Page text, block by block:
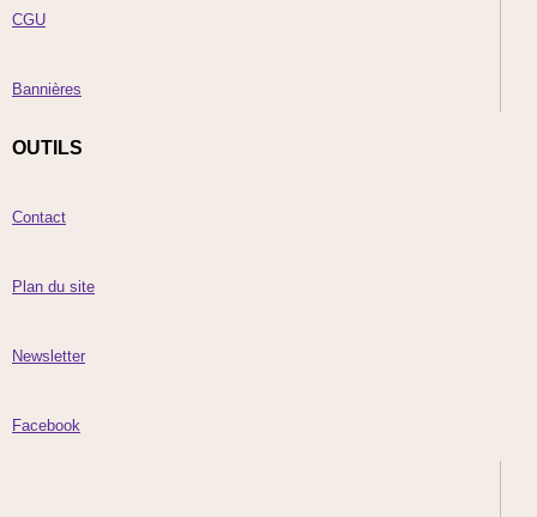
CGU
Bannières
OUTILS
Contact
Plan du site
Newsletter
Facebook